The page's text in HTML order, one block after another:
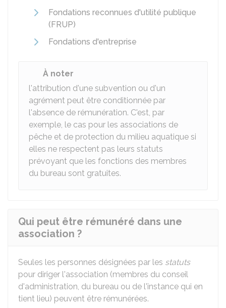
Fondations reconnues d'utilité publique
(FRUP)
Fondations d'entreprise
À noter
l'attribution d'une subvention ou d'un
agrément peut être conditionnée par
l'absence de rémunération. C'est, par
exemple, le cas pour les associations de
pêche et de protection du milieu aquatique si
elles ne respectent pas leurs statuts
prévoyant que les fonctions des membres
du bureau sont gratuites.
Qui peut être rémunéré dans une
association ?
Seules les personnes désignées par les statuts
pour diriger l'association (membres du conseil
d'administration, du bureau ou de l'instance qui en
tient lieu) peuvent être rémunérées.